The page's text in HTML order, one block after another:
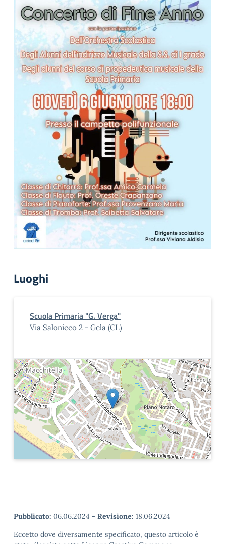
Luoghi
Scuola Primaria "G. Verga"
Via Salonicco 2 - Gela (CL)
Pubblicato: 06.06.2024 - Revisione: 18.06.2024
Eccetto dove diversamente specificato, questo articolo è